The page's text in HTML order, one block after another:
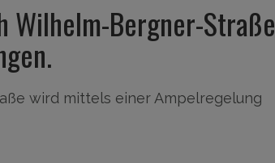
Wilhelm-Bergner-Straße
wird mittels einer Ampelregelung